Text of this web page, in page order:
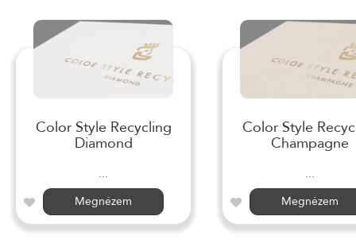
Color Style Recycling
Diamond
...
Megnézem
Color Style
Champagne
...
Megnézem